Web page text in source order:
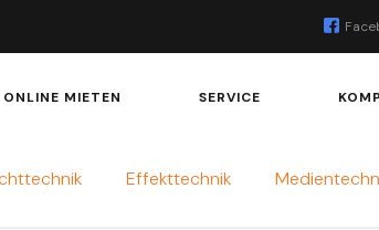
ONLINE MIETEN SERVICE
Effekttechnik